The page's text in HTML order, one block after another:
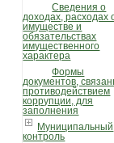
Сведения о
доходах, расходах
имуществе и
обязательствах
имущественного
характера
Формы
документов,
противодействием
коррупции, для
заполнения
Муниципальный
контроль